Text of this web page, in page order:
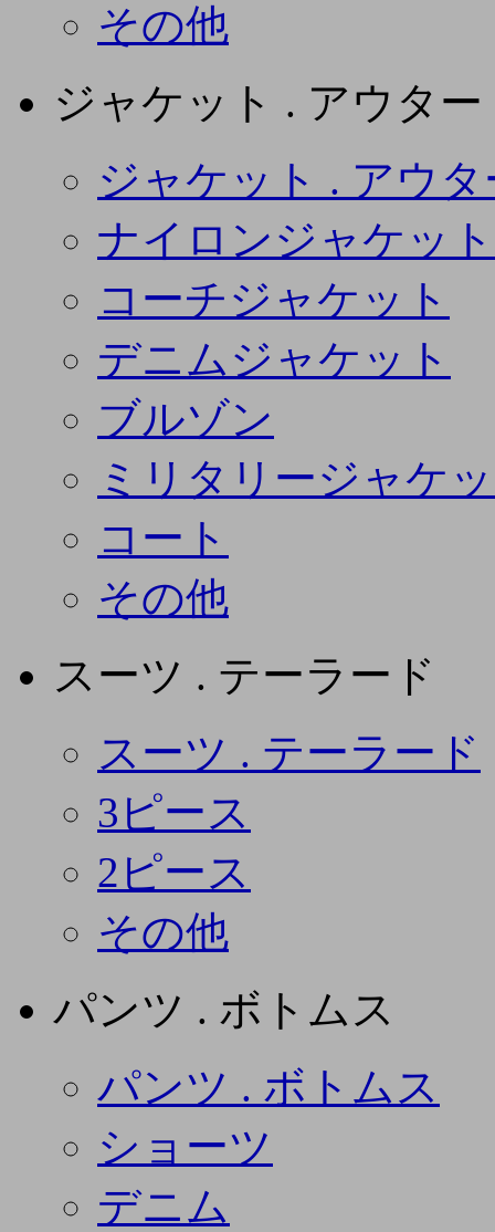
その他
ジャケット . アウター
ジャケット . アウタ
ナイロンジャケット
コーチジャケット
デニムジャケット
ブルゾン
ミリタリージャケ
コート
その他
スーツ . テーラード
スーツ . テーラード
3ピース
2ピース
その他
パンツ . ボトムス
パンツ . ボトムス
ショーツ
デニム